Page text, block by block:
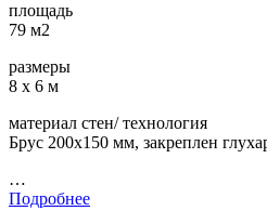
площадь
79 м2
размеры
8 х 6 м
материал стен/ технология
Брус 200х150 мм, закреплен
…
Подробнее